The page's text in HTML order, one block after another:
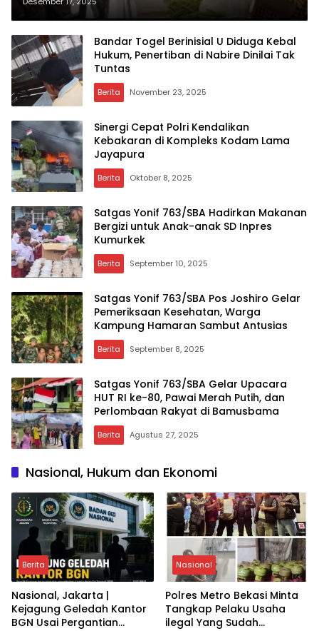
Bandar Togel Berinisial U Diduga Kebal
Hukum, Penertiban di Nabire Dinilai Tak
Tuntas
Berita November 23, 2025
Sinergi Cepat Polri Kendalikan
Kebakaran di Kompleks Kodam Lama
Jayapura
Berita Oktober 8, 2025
Satgas Yonif 763/SBA Hadirkan Makanan
Bergizi untuk Anak-anak SD Inpres
Kumurkek
Berita September 10, 2025
Satgas Yonif 763/SBA Pos Joshiro Gelar
Pemeriksaan Kesehatan, Warga
Kampung Hamaran Sambut Antusias
Berita September 8, 2025
Satgas Yonif 763/SBA Gelar Upacara
HUT RI ke-80, Pawai Merah Putih, dan
Perlombaan Rakyat di Bamusbama
Berita Agustus 27, 2025
Nasional, Hukum dan Ekonomi
Berita
Nasional, Jakarta |
Kejagung Geledah Kantor
BGN Usai Pergantian
Nasional
Polres Metro Bekasi Minta
Tangkap Pelaku Usaha
ilegal Yang Sudah